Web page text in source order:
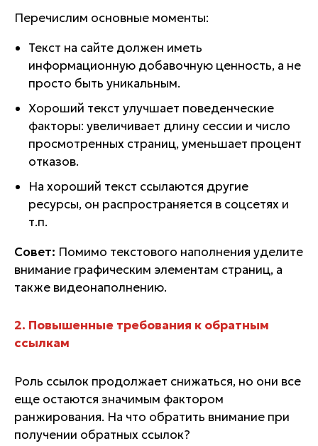
Перечислим основные моменты:
Текст на сайте должен иметь
информационную добавочную ценность, а не
просто быть уникальным.
Хороший текст улучшает поведенческие
факторы: увеличивает длину сессии и число
просмотренных страниц, уменьшает процент
отказов.
На хороший текст ссылаются другие
ресурсы, он распространяется в соцсетях и
т.п.
Совет: Помимо текстового наполнения уделите
внимание графическим элементам страниц, а
также видеонаполнению.
2. Повышенные требования к обратным
ссылкам
Роль ссылок продолжает снижаться, но они все
еще остаются значимым фактором
ранжирования. На что обратить внимание при
получении обратных ссылок?